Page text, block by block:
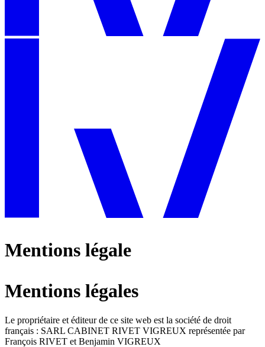
Mentions légale
Mentions légales
Le propriétaire et éditeur de ce site web est la société de droit
français : SARL CABINET RIVET VIGREUX représentée par
François RIVET et Benjamin VIGREUX